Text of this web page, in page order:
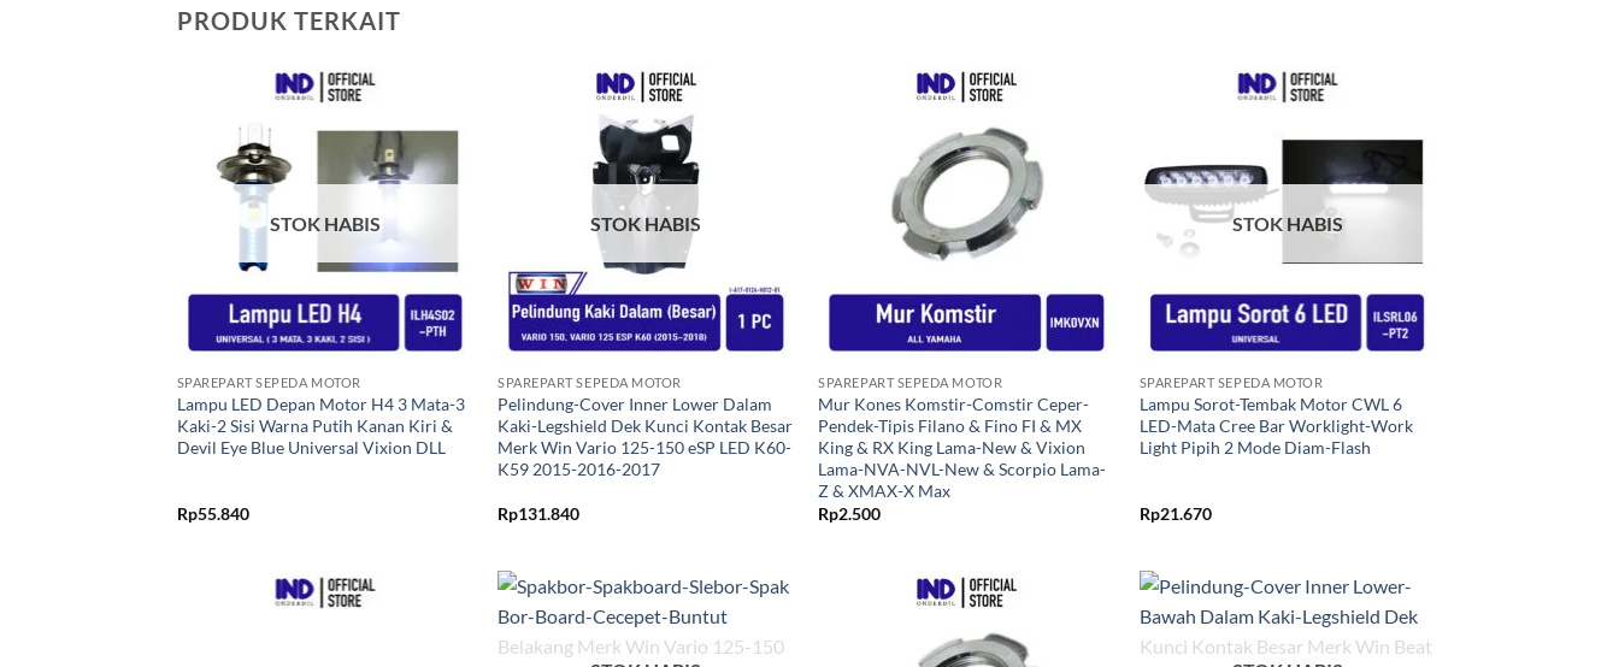
PRODUK TERKAIT
Tambahkan
ke Wishlist
STOK HABIS
SPAREPART SEPEDA MOTOR
Lampu LED Depan Motor H4 3 Mata-3
Kaki-2 Sisi Warna Putih Kanan Kiri &
Devil Eye Blue Universal Vixion DLL
Rp55.840
+
STOK HABIS
SPAREPART SEPEDA MOTOR
Pelindung-Cover Inner Lower Dalam
Kaki-Legshield Dek Kunci Kontak Besar
Merk Win Vario 125-150 eSP LED K60-
K59 2015-2016-2017
Rp131.840
ke Wishlist
SPAREPART SEPEDA MOTOR
Mur Kones Komstir-Comstir Ceper-
Pendek-Tipis Filano & Fino FI & MX
King & RX King Lama-New & Vixion
Lama-NVA-NVL-New & Scorpio Lama-
Z & XMAX-X Max
Rp2.500
STOK HABIS
SPAREPART SEPEDA MOTOR
Lampu Sorot-Tembak Motor CWL 6
LED-Mata Cree Bar Worklight-Work
Light Pipih 2 Mode Diam-Flash
Rp21.670
ke Wishlist
ke Wishlist
ke Wishlist